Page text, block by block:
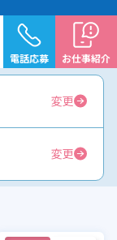
電話応募 お仕事紹介
変更
変更